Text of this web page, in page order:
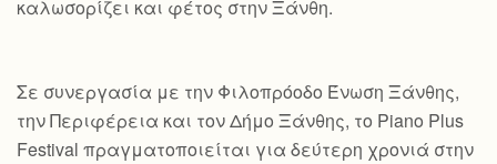
καλωσορίζει και φέτος στην Ξάνθη.
Σε συνεργασία με την Φιλοπρόοδο Ένωση Ξάνθης,
την Περιφέρεια και τον Δήμο Ξάνθης, το Piano Plus
Festival πραγματοποιείται για δεύτερη χρονιά στην